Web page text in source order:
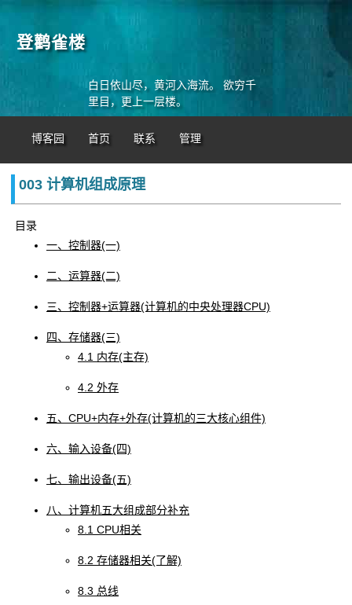
登鹳雀楼
白日依山尽，黄河入海流。 欲穷千
里目，更上一层楼。
博客园 首页 联系 管理
003 计算机组成原理
目录
一、控制器(一)
二、运算器(二)
三、控制器+运算器(计算机的中央处理器CPU)
四、存储器(三)
4.1 内存(主存)
4.2 外存
五、CPU+内存+外存(计算机的三大核心组件)
六、输入设备(四)
七、输出设备(五)
八、计算机五大组成部分补充
8.1 CPU相关
8.2 存储器相关(了解)
8.3 总线